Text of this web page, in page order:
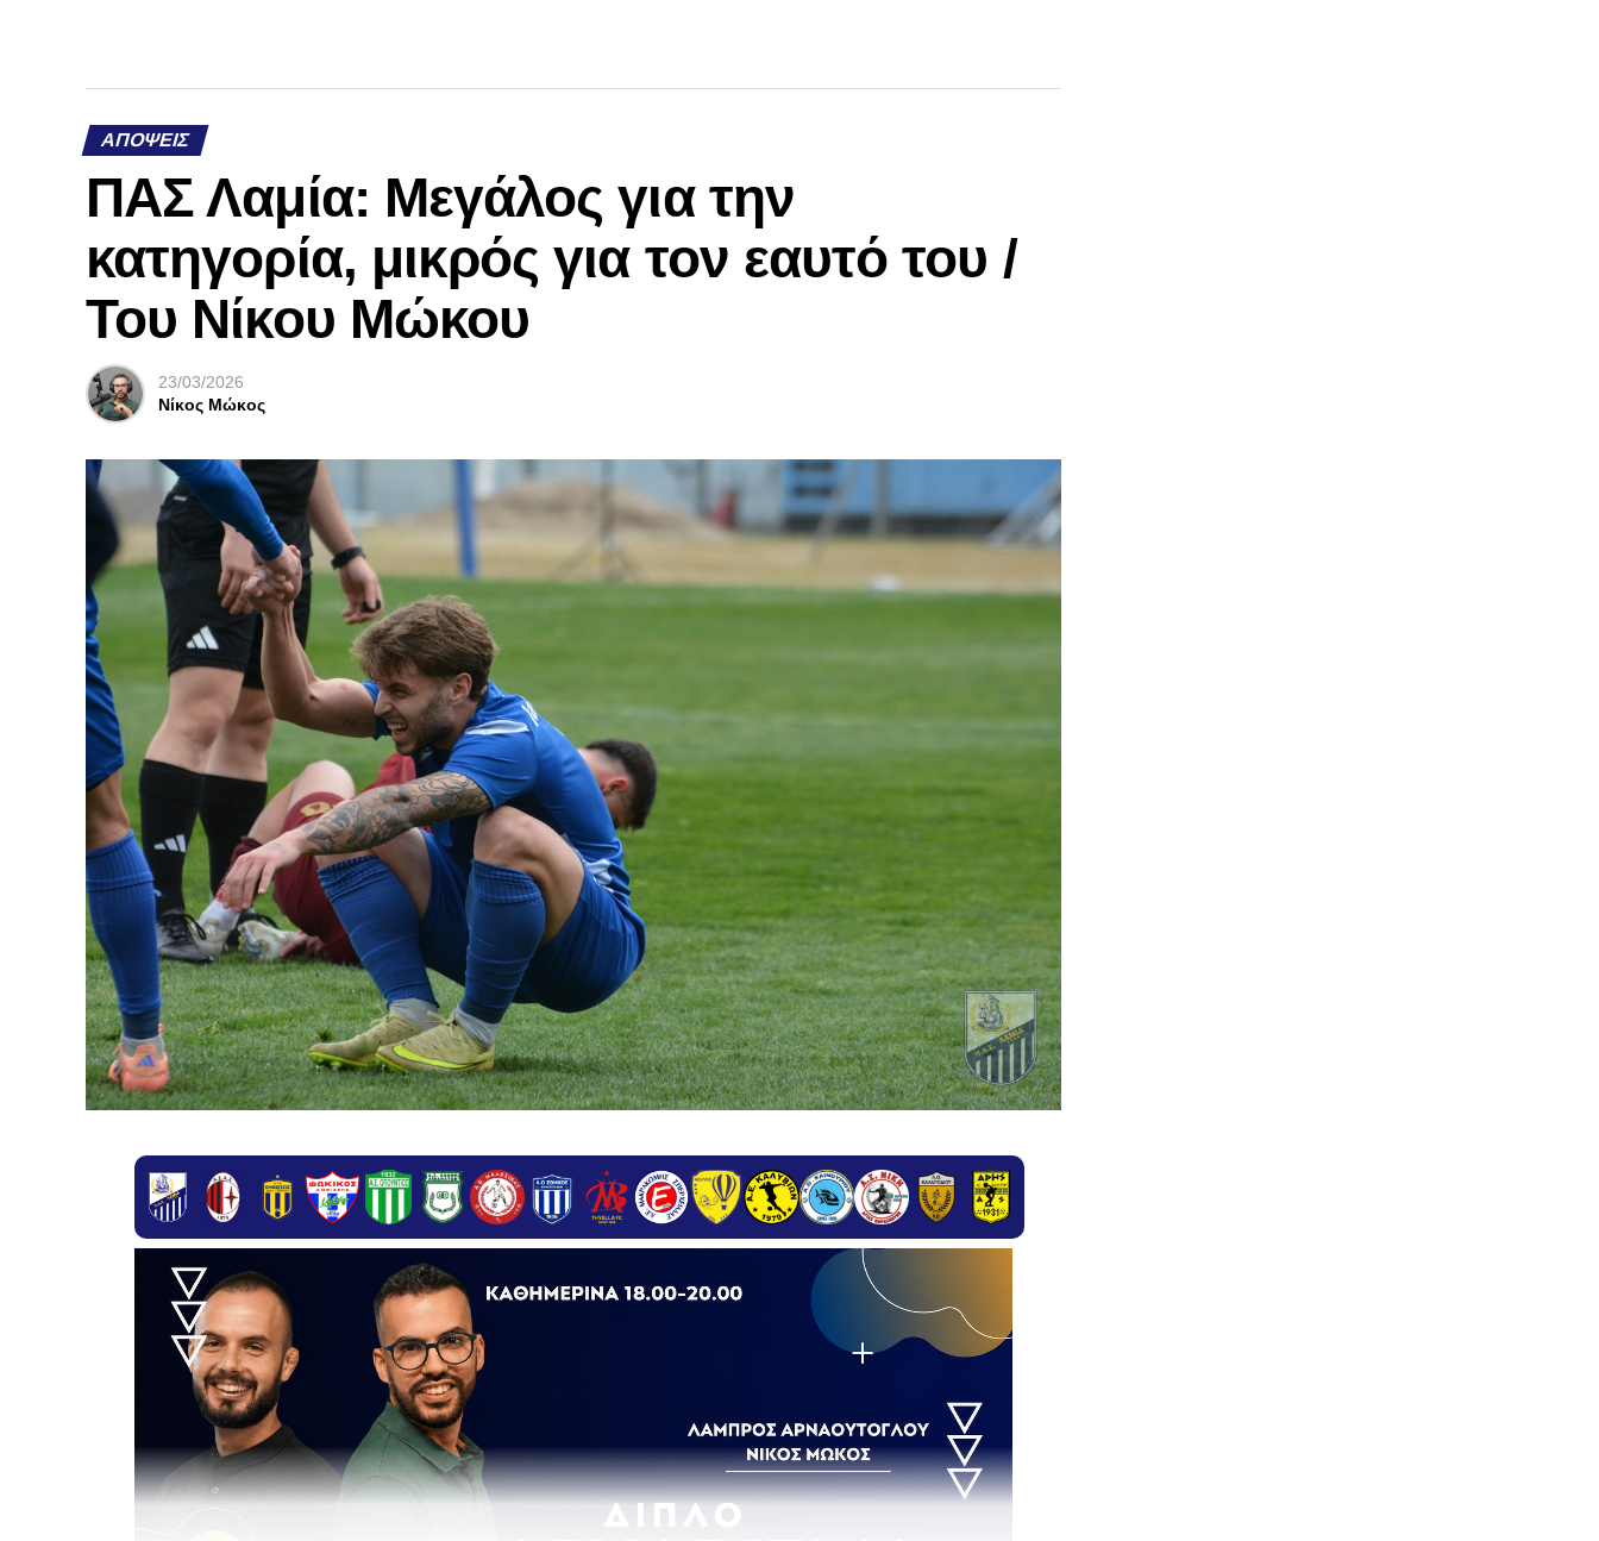
ΑΠΌΨΕΙΣ
ΠΑΣ Λαμία: Μεγάλος για την
κατηγορία, μικρός για τον εαυτό του /
Του Νίκου Μώκου
23/03/2026
Νίκος Μώκος